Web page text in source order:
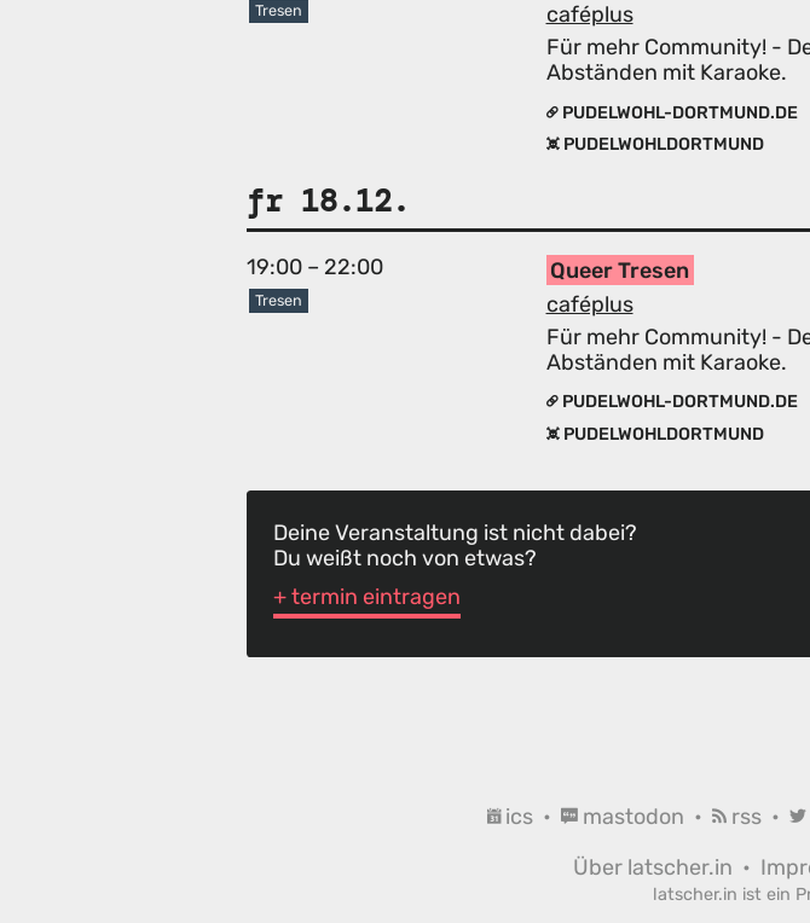
caféplus
Tresen
Für mehr Community! -
Abständen mit Karaoke.
PUDELWOHL-DORTMUND.DE
PUDELWOHLDORTMUND
fr 18.12.
Queer Tresen
caféplus
19:00 – 22:00
Tresen
Für mehr Community! -
Abständen mit Karaoke.
PUDELWOHL-DORTMUND.DE
PUDELWOHLDORTMUND
Deine Veranstaltung ist nicht dabei?
Du weißt noch von etwas?
+ termin eintragen
ics • mastodon • rss •
Über latscher.in •
latscher.in ist ein